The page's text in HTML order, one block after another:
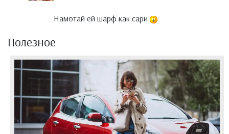
Намотай ей шарф как сари
Полезное